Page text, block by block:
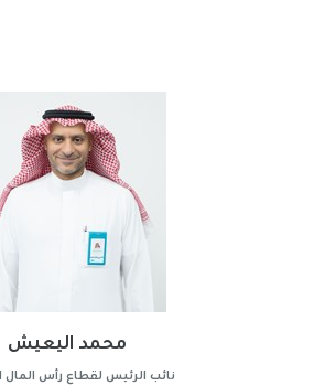
محمد اليعيش
نائب الرئيس لقطاع رأس المال